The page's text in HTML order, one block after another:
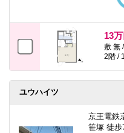
13万
敷 無
2階 /
ユウハイツ
京王電鉄
笹塚 徒歩